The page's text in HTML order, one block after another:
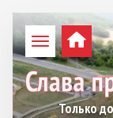
Только